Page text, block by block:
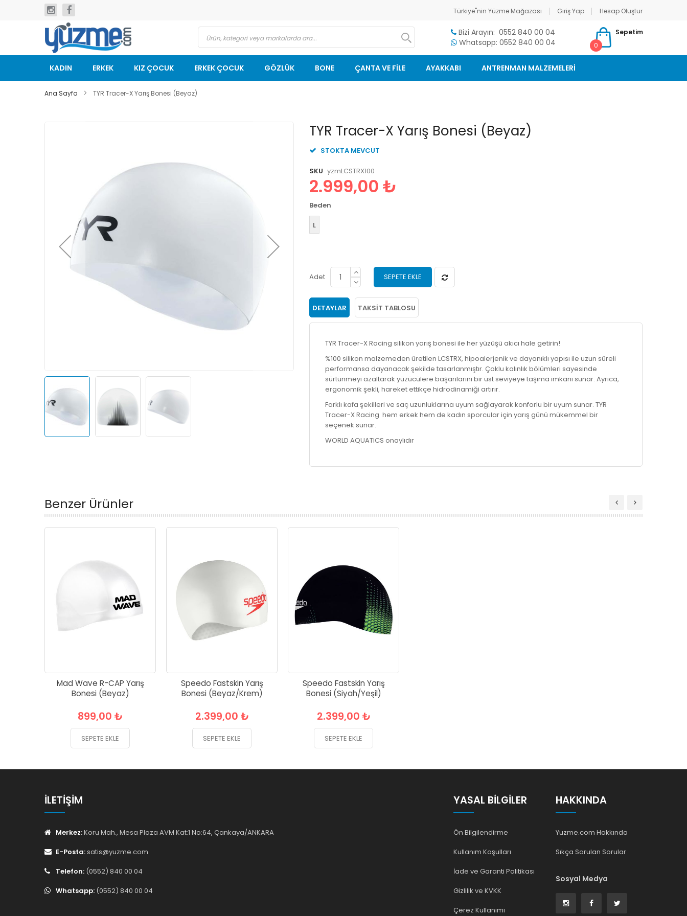
Türkiye"nin Yüzme Mağazası Giriş Yap
Hesap Oluştur
geç
Bizi Arayın: 0552 840 00 04
Whatsapp: 0552 840 00 04
Sepetim
0
KADIN ERKEK KIZ ÇOCUK ERKEK ÇOCUK GÖZLÜK BONE ÇANTA VE FİLE AYAKKABI ANTRENMAN MALZEMELERİ
Ana Sayfa TYR Tracer-X Yarış Bonesi (Beyaz)
TYR Tracer-X Yarış Bonesi (Beyaz)
STOKTA MEVCUT
SKU yzmLCSTRX100
2.999,00 ₺
Beden
L
Adet SEPETE EKLE
DETAYLAR TAKSIT TABLOSU
TYR Tracer-X Racing silikon yarış bonesi ile her yüzüşü akıcı hale getirin!
%100 silikon malzemeden üretilen LCSTRX, hipoalerjenik ve dayanıklı yapısı ile uzun süreli
performansa dayanacak şekilde tasarlanmıştır. Çoklu kalınlık bölümleri sayesinde
sürtünmeyi azaltarak yüzücülere başarılarını bir üst seviyeye taşıma imkanı sunar. Ayrıca,
ergonomik şekli, hareket ettikçe hidrodinamiği artırır.
Farklı kafa şekilleri ve saç uzunluklarına uyum sağlayarak konforlu bir uyum sunar. TYR
Tracer-X Racing hem erkek hem de kadın sporcular için yarış günü mükemmel bir
seçenek sunar.
WORLD AQUATICS onaylıdır
Resim
galerisinin
başlangıcına
Benzer Ürünler
Mad Wave R-CAP Yarış
Bonesi (Beyaz)
899,00 ₺
SEPETE EKLE
Speedo Fastskin Yarış
Bonesi (Beyaz/Krem)
2.399,00 ₺
SEPETE EKLE
Speedo Fastskin Yarış
Bonesi (Siyah/Yeşil)
2.399,00 ₺
SEPETE EKLE
İLETIŞIM
Merkez:Koru Mah., Mesa Plaza AVM Kat:1 No:64, Çankaya/ANKARA
E-Posta:satis@yuzme.com
Telefon: (0552) 840 00 04
Whatsapp: (0552) 840 00 04
YASAL BILGILER
Ön Bilgilendirme
Kullanım Koşulları
İade ve Garanti Politikası
Gizlilik ve KVKK
Çerez Kullanımı
HAKKINDA
Yuzme.com Hakkında
Sıkça Sorulan Sorular
Sosyal Medya